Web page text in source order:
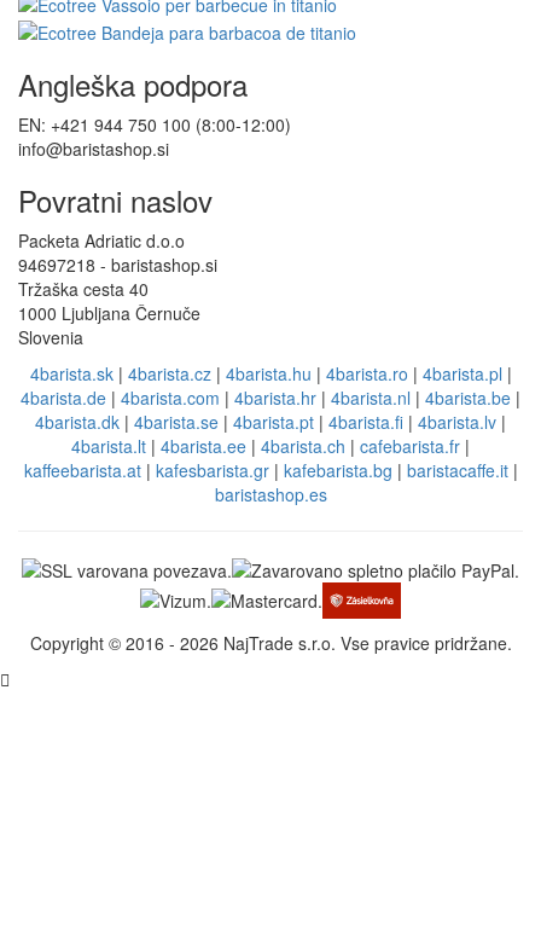
Angleška podpora
EN: +421 944 750 100 (8:00-12:00)
info@baristashop.si
Povratni naslov
Packeta Adriatic d.o.o
94697218 - baristashop.si
Tržaška cesta 40
1000 Ljubljana Černuče
Slovenia
4barista.sk| 4barista.cz| 4barista.hu | 4barista.ro | 4barista.pl |
4barista.de | 4barista.com | 4barista.hr | 4barista.nl | 4barista.be |
4barista.dk | 4barista.se | 4barista.pt | 4barista.fi | 4barista.lv |
4barista.lt | 4barista.ee | 4barista.ch | cafebarista.fr |
kaffeebarista.at| kafesbarista.gr| kafebarista.bg | baristacaffe.it|
baristashop.es
Copyright © 2016 - 2026 NajTrade s.r.o. Vse pravice pridržane.